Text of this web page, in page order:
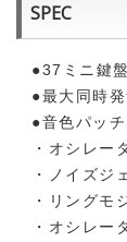
SPEC
●37ミニ鍵盤
●最大同時
●音色パッ
・オシレー
・ノイズジ
・リングモ
・オシレー